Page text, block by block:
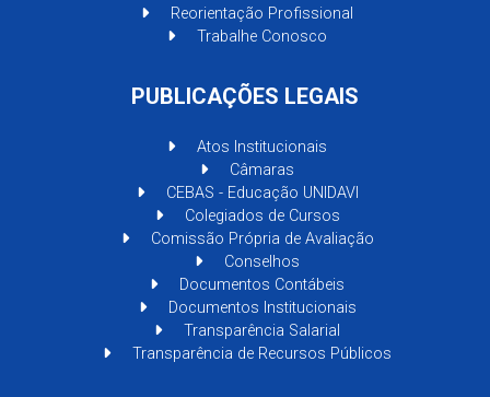
Reorientação Profissional
Trabalhe Conosco
PUBLICAÇÕES LEGAIS
Atos Institucionais
Câmaras
CEBAS - Educação UNIDAVI
Colegiados de Cursos
Comissão Própria de Avaliação
Conselhos
Documentos Contábeis
Documentos Institucionais
Transparência Salarial
Transparência de Recursos Públicos